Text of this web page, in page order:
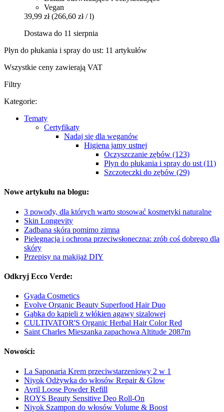
Vegan
39,99 zł (266,60 zł / l)
Dostawa do 11 sierpnia
Płyn do płukania i spray do ust: 11 artykułów
Wszystkie ceny zawierają VAT
Filtry
Kategorie:
Tematy
Certyfikaty
Nadaj się dla weganów
Higiena jamy ustnej
Oczyszczanie zębów (123)
Płyn do płukania i spray do ust (11)
Szczoteczki do zębów (29)
Nowe artykułu na blogu:
3 powody, dla których warto stosować kosmetyki naturalne
Skin Longevity
Zadbana skóra pomimo zimna
Pielęgnacja i ochrona przeciwsłoneczna: zrób coś dobrego dla
skóry
Przepisy na makijaż DIY
Odkryj Ecco Verde:
Gyada Cosmetics
Evolve Organic Beauty Superfood Hair Duo
Gąbka do kąpieli z włókien agawy sizalowej
CULTIVATOR'S Organic Herbal Hair Color Red
Saint Charles Mieszanka zapachowa Altitude 2087m
Nowości:
La Saponaria Krem przeciwstarzeniowy 2 w 1
Niyok Odżywka do włosów Repair & Glow
Avril Loose Powder Refill
ROYS Beauty Sensitive Deo Roll-On
Niyok Szampon do włosów Volume & Boost